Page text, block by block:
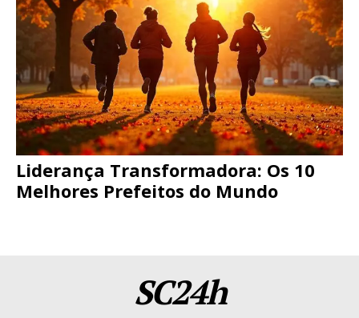
Liderança Transformadora: Os 10
Melhores Prefeitos do Mundo
SC24h